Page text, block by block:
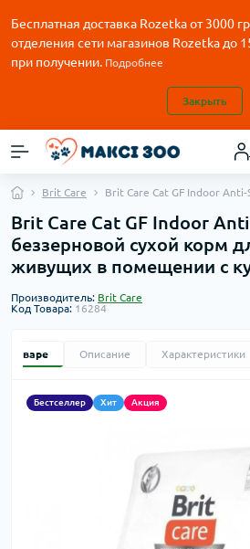
Бесплатная доставка Rozetka от3000
отделения сети магазинов Rozetka до
при получении. Подробнее
Закрыть
Brit Care Brit Care Cat GF Indoor
Brit Care Cat GF Indoor
беззерновой сухой корм
живущих в помещении с
Производитель: Brit Care
Код Товара: 16284
товаре Описание Характеристики
Бестселлер Хит Акция